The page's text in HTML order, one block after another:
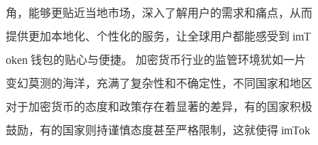
角，能够更贴近当地市场，深入了解用户的需求和痛点，从而
提供更加本地化、个性化的服务，让全球用户都能感受到 imT
oken 钱包的贴心与便捷。 加密货币行业的监管环境犹如一片
变幻莫测的海洋，充满了复杂性和不确定性，不同国家和地区
对于加密货币的态度和政策存在着显著的差异，有的国家积极
鼓励，有的国家则持谨慎态度甚至严格限制，这就使得 imTok